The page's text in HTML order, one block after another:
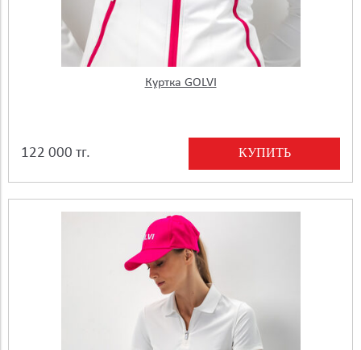
Куртка GOLVI
122 000 тг. КУПИТЬ